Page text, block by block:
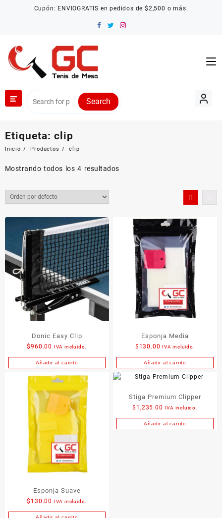
Cupón: ENVIOGRATIS en pedidos de $2,500 o más.
Search
Etiqueta: clip
Inicio Productos clip
Mostrando todos los 4 resultados
Donic Easy Clip
$960.00 IVA incluido.
Añadir al carrito
Esponja Media
$ 130.00 IVA incluido.
Añadir al carrito
Esponja Suave
$ 130.00 IVA incluido.
Stiga Premium Clipper
$ 1,235.00 IVA incluido.
Añadir al carrito